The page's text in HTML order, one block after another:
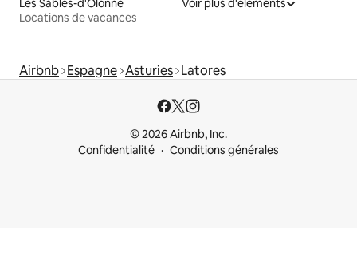
Les Sables-d'Olonne
Locations de vacances
Voir plus d'éléments
Airbnb Espagne Asturies Latores
© 2026 Airbnb, Inc.
Confidentialité
Conditions générales